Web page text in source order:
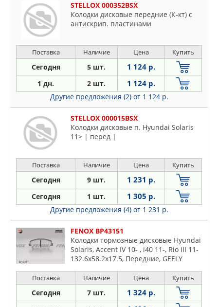
STELLOX 000352BSX
Колодки дисковые передние (К-кт) с
антискрип. пластинами
Поставка Наличие Цена Купить
Сегодня 5 шт. 1 124 р.
1 дн. 2 шт. 1 124 р.
Другие предложения (2) от 1 124 р.
STELLOX 000015BSX
Колодки дисковые п. Hyundai Solaris
11> | перед |
Поставка Наличие Цена Купить
Сегодня 9 шт. 1 231 р.
Сегодня 1 шт. 1 305 р.
Другие предложения (4) от 1 231 р.
FENOX BP43151
Колодки тормозные дисковые Hyundai
Solaris, Accent IV 10- , i40 11-, Rio III 11-
132.6x58.2x17.5, Передние, GEELY
Поставка Наличие Цена Купить
Сегодня 7 шт. 1 324 р.